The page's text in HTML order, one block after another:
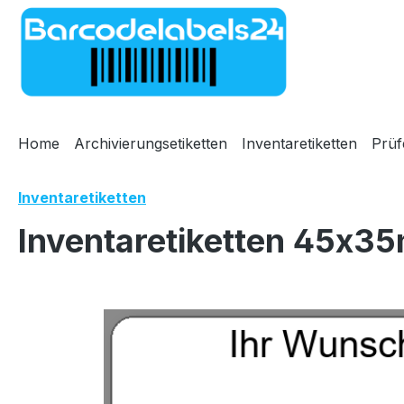
Hauptinhalt springen
Zur Suche springen
Zur Hauptnavigation springen
Home Archivierungsetiketten Inventaretiketten
Inventaretiketten
Inventaretiketten
Bildergalerie überspringen